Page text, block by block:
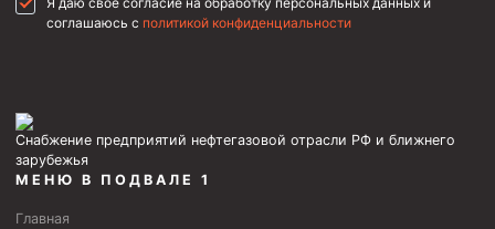
Фрезеры Барракуда
Фрезеры кольцевые
Фрезеры-долота торцевые
Ключи
соглашаюсь с политикой конфиденциальности
Снабжение предприятий нефтегазовой отрасли РФ и ближнего
зарубежья
МЕНЮ В ПОДВАЛЕ 1
Главная